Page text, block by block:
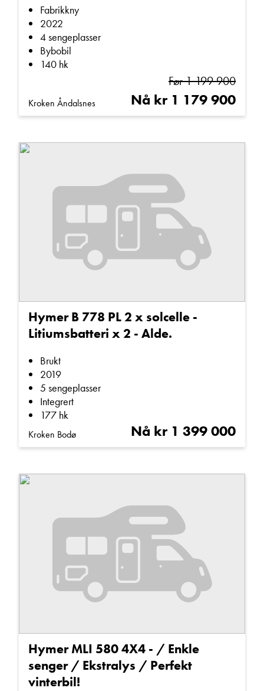
Fabrikkny
2022
4 sengeplasser
Bybobil
140 hk
Før 1 199 900
Nå kr 1 179 900
Kroken Åndalsnes
Hymer B 778 PL 2 x solcelle -
Litiumsbatteri x 2 - Alde.
Brukt
2019
5 sengeplasser
Integrert
177 hk
Nå kr 1 399 000
Kroken Bodø
Hymer MLI 580 4X4 - / Enkle
senger / Ekstralys / Perfekt
vinterbil!